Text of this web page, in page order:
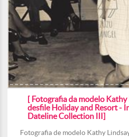
[ Fotografia da modelo Kathy
desfile Holiday and Resort -
Dateline Collection III]
Fotografia de modelo Kathy